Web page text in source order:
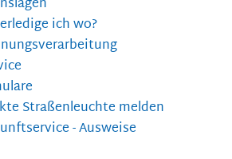
ich wo?
Straßenleuchte melden
- Ausweise